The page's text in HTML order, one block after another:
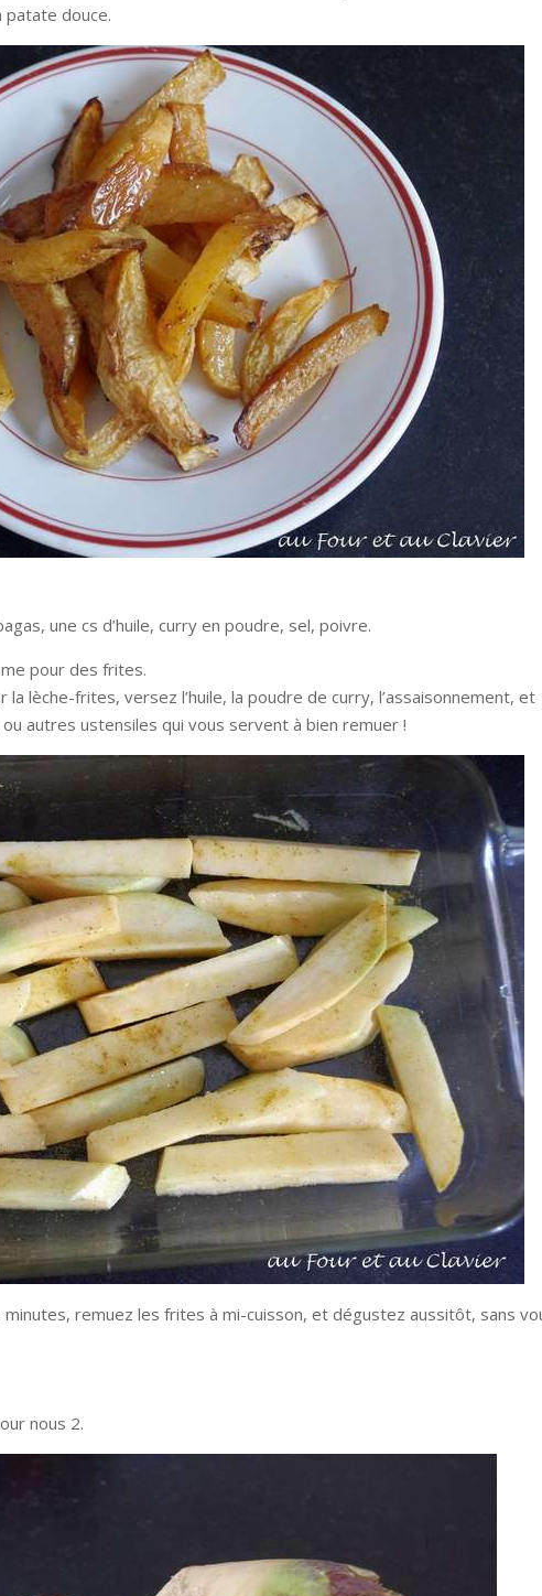
patate douce.
une cs d’huile, curry en poudre, sel, poivre.
pour des frites.
lèche-frites, versez l’huile, la poudre de curry, l’assaisonnement, et
autres ustensiles qui vous servent à bien remuer !
minutes, remuez les frites à mi-cuisson, et dégustez aussitôt, sans
nous 2.